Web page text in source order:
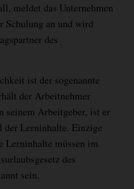
meldet das Unternehmen
Schulung an und wird
des
ist der sogenannte
der Arbeitnehmer
seinem Arbeitgeber, ist er
der Lerninhalte. Einzige
Lerninhalte müssen im
des
sein.